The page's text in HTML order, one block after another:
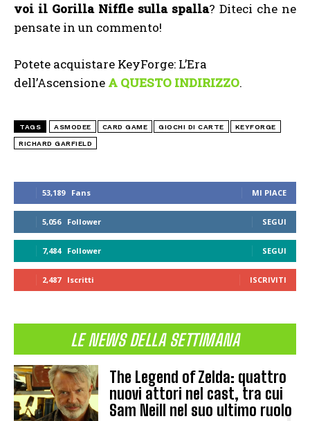
53,189 Fans MI PIACE
5,056 Follower SEGUI
7,484 Follower SEGUI
2,487 Iscritti ISCRIVITI
LE NEWS DELLA SETTIMANA
The Legend of Zelda: quattro
nuovi attori nel cast, tra cui
Sam Neill nel suo ultimo ruolo
voi il Gorilla Niffle sulla spalla? Diteci che ne
pensate in un commento!
Potete acquistare KeyForge: L’Era
dell’Ascensione A QUESTO INDIRIZZO.
TAGS ASMODEE CARD GAME GIOCHI DI CARTE KEYFORGE
RICHARD GARFIELD